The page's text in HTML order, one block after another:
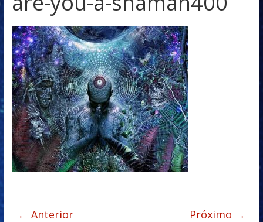
← Anterior Próximo →